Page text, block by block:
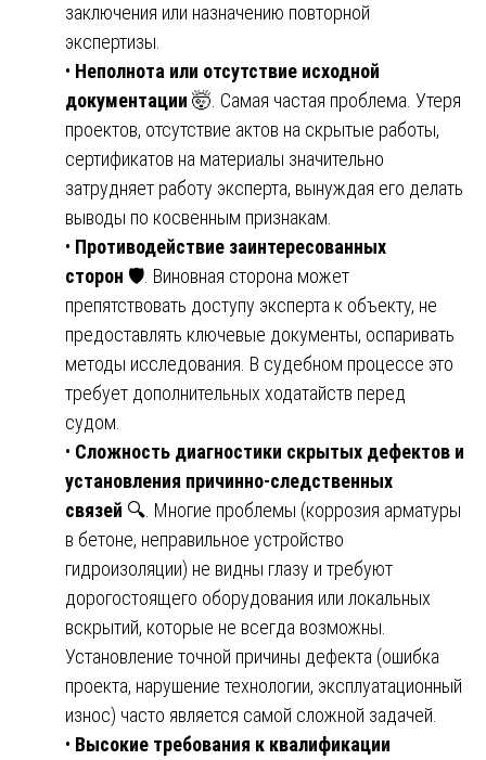
заключения или назначению повторной
экспертизы.
• Неполнота или отсутствие исходной
документации 🤯. Самая частая проблема. Утеря
проектов, отсутствие актов на скрытые работы,
сертификатов на материалы значительно
затрудняет работу эксперта, вынуждая его делать
выводы по косвенным признакам.
• Противодействие заинтересованных
сторон 🛡️. Виновная сторона может
препятствовать доступу эксперта к объекту, не
предоставлять ключевые документы, оспаривать
методы исследования. В судебном процессе это
требует дополнительных ходатайств перед
судом.
• Сложность диагностики скрытых дефектов и
установления причинно-следственных
связей 🔍. Многие проблемы (коррозия арматуры
в бетоне, неправильное устройство
гидроизоляции) не видны глазу и требуют
дорогостоящего оборудования или локальных
вскрытий, которые не всегда возможны.
Установление точной причины дефекта (ошибка
проекта, нарушение технологии, эксплуатационный
износ) часто является самой сложной задачей.
• Высокие требования к квалификации